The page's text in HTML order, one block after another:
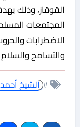
القوقاز، وذلك
المجتمعات
الاضطرابات
والتسامح
# الشيخ